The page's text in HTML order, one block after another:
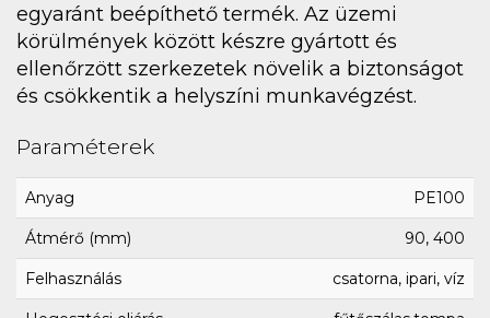
egyaránt beépíthető termék. Az üzemi
körülmények között készre gyártott és
ellenőrzött szerkezetek növelik a biztonságot
és csökkentik a helyszíni munkavégzést.
Paraméterek
Anyag PE100
Átmérő (mm) 90, 400
Felhasználás csatorna, ipari, víz